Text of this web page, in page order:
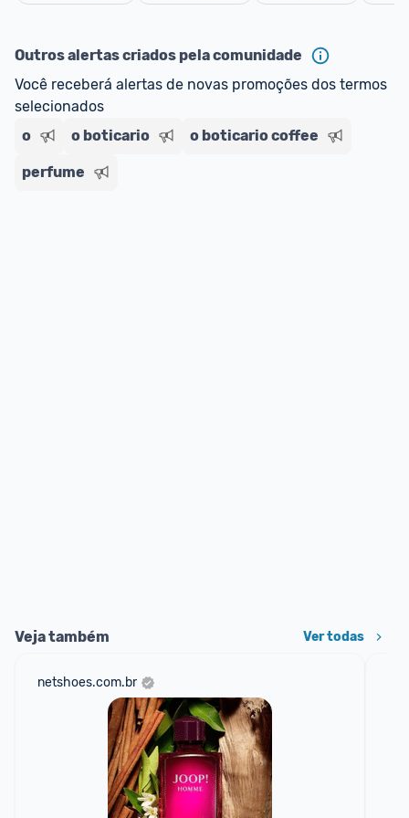
E lembre-se: você sempre pode contar ajuda da
comunidade para tirar dúvidas ou acionar os
nossos Admins marcando
comentário ou através do Fale com o Promobit.
Outros alertas criados pela comunidade
Você receberá alertas de novas promoções dos termos
selecionados
o
o boticario o boticario coffee
perfume
Veja também Ver todas
netshoes.com.br